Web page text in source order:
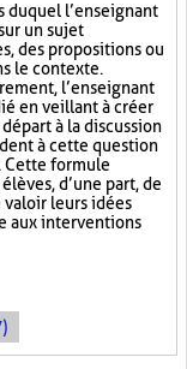
duquel l’enseignant
un sujet
des propositions ou
le contexte.
l’enseignant
en veillant à créer
à la discussion
à cette question
Cette formule
d’une part, de
valoir leurs idées
aux interventions